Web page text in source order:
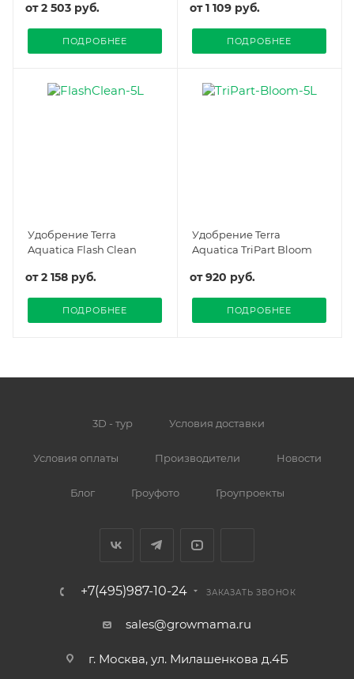
от2 503 руб.
ПОДРОБНЕЕ
от1 109 руб.
ПОДРОБНЕЕ
Удобрение Terra
Aquatica Flash Clean
от2 158 руб.
ПОДРОБНЕЕ
Удобрение Terra
Aquatica TriPart Bloom
от920 руб.
ПОДРОБНЕЕ
3D - тур Условия доставки
Условия оплаты Производители Новости
Блог Гроуфото Гроупроекты
+7(495)987-10-24 ЗАКАЗАТЬ ЗВОНОК
sales@growmama.ru
г. Москва, ул. Милашенкова д.4Б